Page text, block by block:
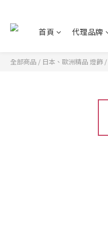
首頁 代理品牌
全部商品 / 日本、歐洲精品 燈飾 /